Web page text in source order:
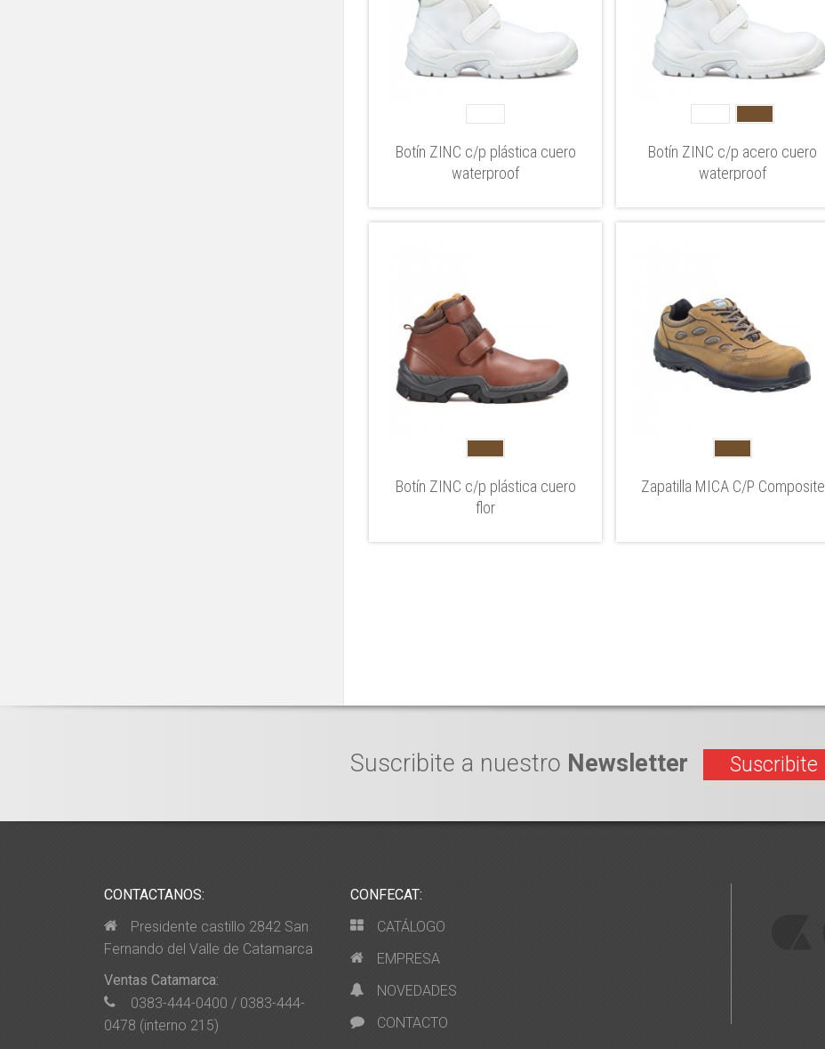
Botín ZINC c/p plástica cuero
waterproof
Botín ZINC c/p acero cuero
waterproof
Botín ZINC c/p plástica cuero
flor
Zapatilla MICA C/P Composite
Suscribite a nuestro Newsletter Suscribite
CONTACTANOS:
Presidente castillo 2842 San
Fernando del Valle de Catamarca
Ventas Catamarca:
0383-444-0400 / 0383-444-
0478 (interno 215)
CONFECAT:
CATÁLOGO
EMPRESA
NOVEDADES
CONTACTO